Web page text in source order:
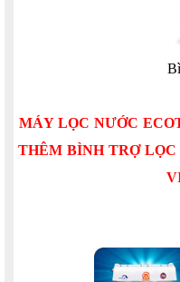
MÁY LỌC NƯỚC
THÊM BÌNH TRỢ